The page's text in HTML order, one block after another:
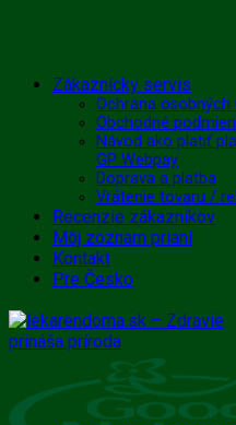
Skip
Zákaznícky servis
Ochrana osobných
Obchodné
Návod ako platiť
GP Webpay
Doprava a platba
Vrátenie tovaru /
Recenzie zákazníkov
Môj zoznam prianí
Kontakt
Pre Česko